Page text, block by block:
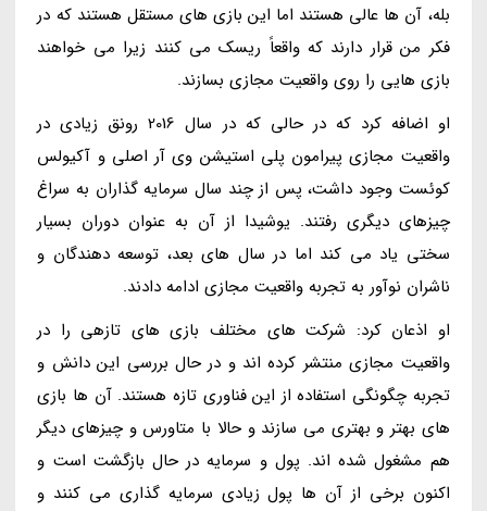
بله، آن ها عالی هستند اما این بازی های مستقل هستند که در
فکر من قرار دارند که واقعاً ریسک می کنند زیرا می خواهند
بازی هایی را روی واقعیت مجازی بسازند.
او اضافه کرد که در حالی که در سال 2016 رونق زیادی در
واقعیت مجازی پیرامون پلی استیشن وی آر اصلی و آکیولس
کوئست وجود داشت، پس از چند سال سرمایه گذاران به سراغ
چیزهای دیگری رفتند. یوشیدا از آن به عنوان دوران بسیار
سختی یاد می کند اما در سال های بعد، توسعه دهندگان و
ناشران نوآور به تجربه واقعیت مجازی ادامه دادند.
او اذعان کرد: شرکت های مختلف بازی های تازهی را در
واقعیت مجازی منتشر کرده اند و در حال بررسی این دانش و
تجربه چگونگی استفاده از این فناوری تازه هستند. آن ها بازی
های بهتر و بهتری می سازند و حالا با متاورس و چیزهای دیگر
هم مشغول شده اند. پول و سرمایه در حال بازگشت است و
اکنون برخی از آن ها پول زیادی سرمایه گذاری می کنند و